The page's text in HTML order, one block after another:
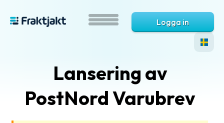
Logga in
Lansering av
PostNord Varubrev